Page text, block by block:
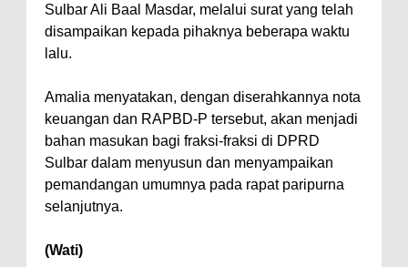
Sulbar Ali Baal Masdar, melalui surat yang telah
disampaikan kepada pihaknya beberapa waktu
lalu.
Amalia menyatakan, dengan diserahkannya nota
keuangan dan RAPBD-P tersebut, akan menjadi
bahan masukan bagi fraksi-fraksi di DPRD
Sulbar dalam menyusun dan menyampaikan
pemandangan umumnya pada rapat paripurna
selanjutnya.
(Wati)